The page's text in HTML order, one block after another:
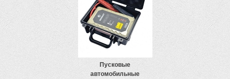
Пусковые
автомобильные